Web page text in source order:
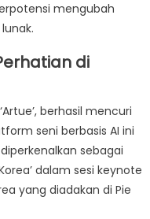
mengubah
di
berhasil mencuri
seni berbasis AI ini
sebagai
dalam sesi keynote
yang diadakan di Pie